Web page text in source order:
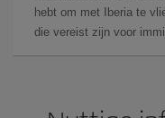
hebt om met Iberia te
die vereist zijn voor